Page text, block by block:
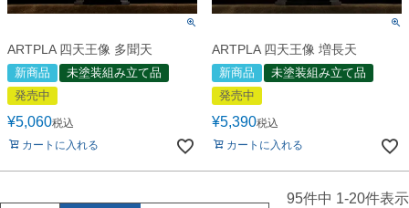
ARTPLA 四天王像 多聞天
新商品
未塗装組み立て品
発売中
¥5,060税込
カートに入れる
ARTPLA 四天王像 増長天
新商品
未塗装組み立て品
発売中
¥5,390税込
カートに入れる
95件中 1-20件表示